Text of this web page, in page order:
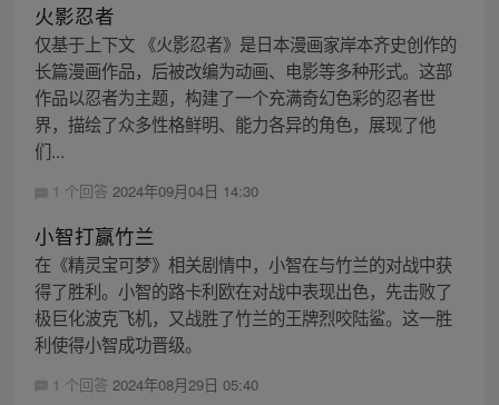
火影忍者
仅基于上下文 《火影忍者》是日本漫画家岸本齐史创作的
长篇漫画作品，后被改编为动画、电影等多种形式。这部
作品以忍者为主题，构建了一个充满奇幻色彩的忍者世
界，描绘了众多性格鲜明、能力各异的角色，展现了他
们...
1 个回答 2024年09月04日 14:30
小智打赢竹兰
在《精灵宝可梦》相关剧情中，小智在与竹兰的对战中获
得了胜利。小智的路卡利欧在对战中表现出色，先击败了
极巨化波克飞机，又战胜了竹兰的王牌烈咬陆鲨。这一胜
利使得小智成功晋级。
1 个回答 2024年08月29日 05:40